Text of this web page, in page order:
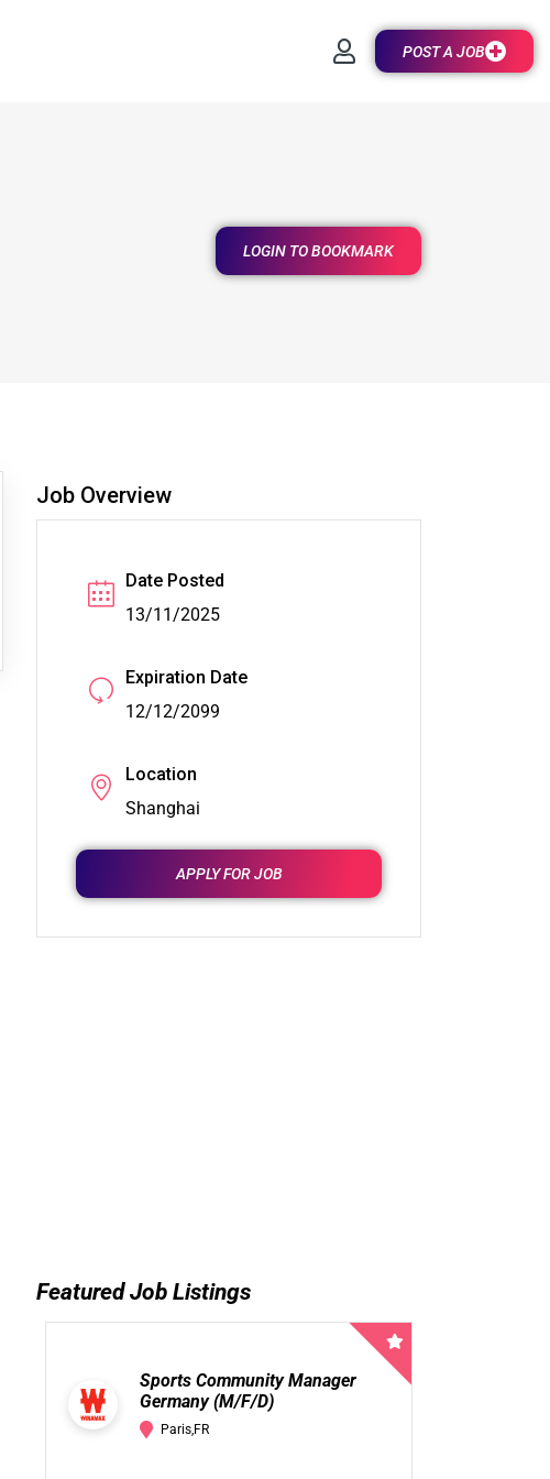
POST A JOB
LOGIN TO BOOKMARK
Job Overview
Date Posted
13/11/2025
Expiration Date
12/12/2099
Location
Shanghai
APPLY FOR JOB
Featured Job Listings
Sports Community Manager
Germany (M/F/D)
Paris,FR